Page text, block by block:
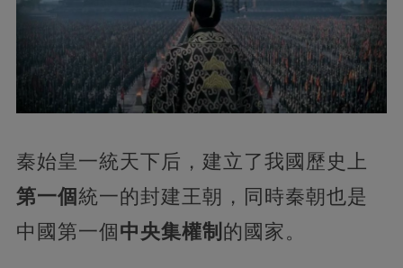
秦始皇一統天下后，建立了我國歷史上
第一個統一的封建王朝，同時秦朝也是
中國第一個 中央集權制 的國家。